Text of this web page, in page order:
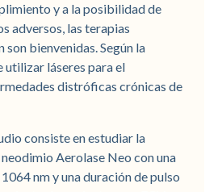
y a la posibilidad de
adversos, las terapias
bienvenidas. Según la
utilizar láseres para el
distróficas crónicas de
consiste en estudiar la
Aerolase Neo con una
nm y una duración de pulso